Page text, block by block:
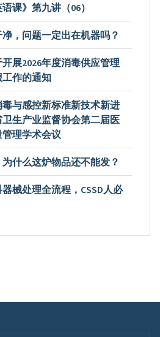
课》第九讲（06）
，问题一定出在机器吗？
展2026年度消毒供应管理
作的通知
与感控新标准新技术新进
生产业监督协会第二届医
理学术会议
什么这炉物品还不能发？
械处理全流程，CSSD人必